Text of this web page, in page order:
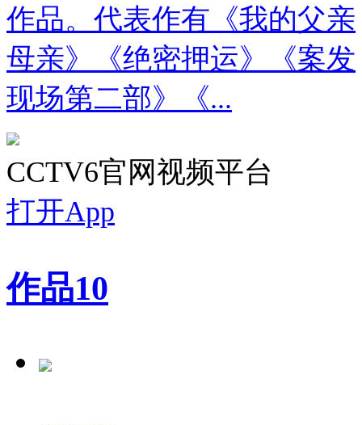
作品。代表作有《我的父亲
母亲》《绝密押运》《案发
现场第二部》《...
CCTV6官网视频平台
打开App
作品10